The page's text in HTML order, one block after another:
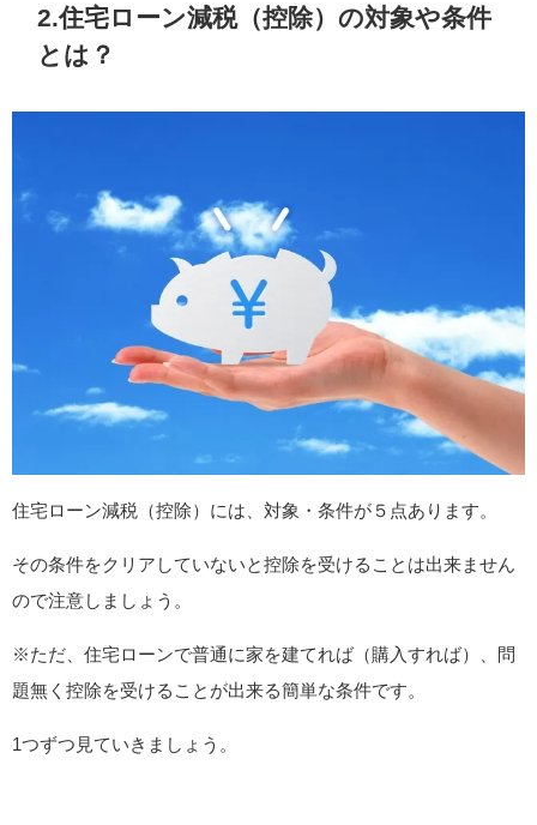
2.住宅ローン減税（控除）の対象や条件
とは？
住宅ローン減税（控除）には、対象・条件が５点あります。
その条件をクリアしていないと控除を受けることは出来ません
ので注意しましょう。
※ただ、住宅ローンで普通に家を建てれば（購入すれば）、問
題無く控除を受けることが出来る簡単な条件です。
1つずつ見ていきましょう。